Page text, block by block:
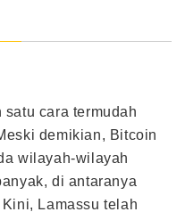
satu cara termudah
demikian, Bitcoin
wilayah-wilayah
di antaranya
Lamassu telah